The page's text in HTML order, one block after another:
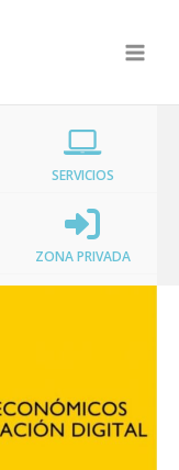
SERVICIOS
ZONA PRIVADA